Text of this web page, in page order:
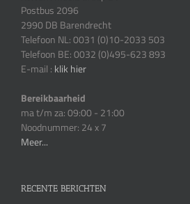
Postbus 2096
2990 DB Barendrecht
Telefoon NL: 0031 (0)10-2033 503
Telefoon BE: 0032 (0)495-623 893
E-mail : klik hier
Bereikbaarheid
ma t/m za: 09:00 - 21:00
Noodnummer: 24 x 7
Meer...
RECENTE BERICHTEN